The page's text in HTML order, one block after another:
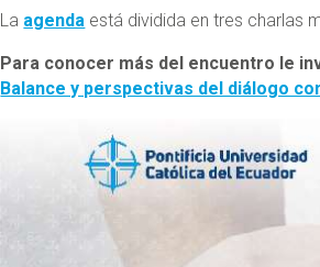
La agenda está dividida en tres charlas
Para conocer más del encuentro le
Balance y perspectivas del diálogo